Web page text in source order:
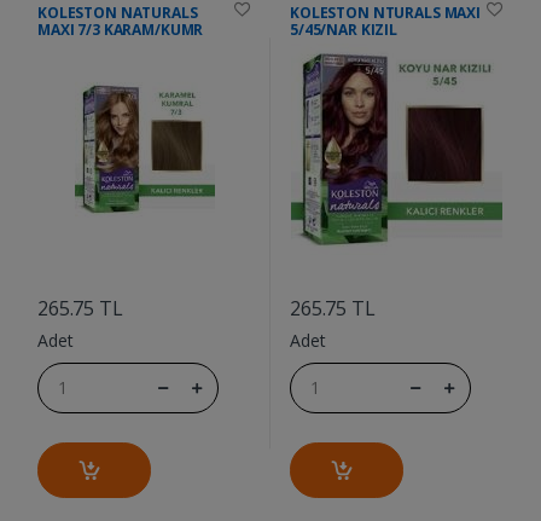
KOLESTON NATURALS
MAXI 7/3 KARAM/KUMR
265.75 TL
Adet
KOLESTON NTURALS MAXI
5/45/NAR KIZIL
265.75 TL
Adet